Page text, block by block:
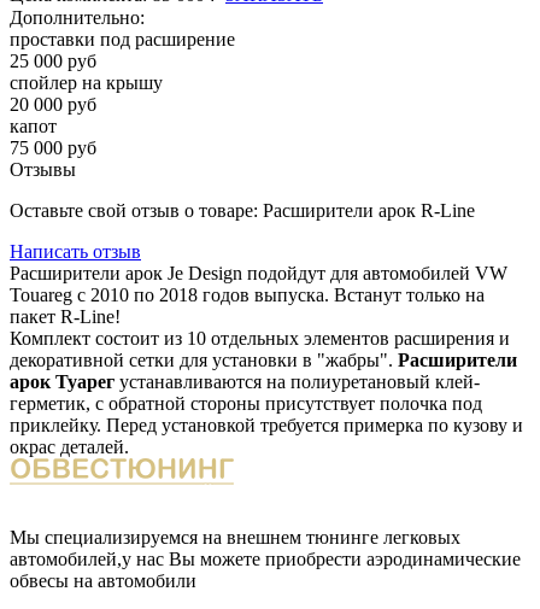
Дополнительно:
проставки под расширение
25 000 руб
спойлер на крышу
20 000 руб
капот
75 000 руб
Отзывы
Оставьте свой отзыв о товаре: Расширители арок R-Line
Написать отзыв
Расширители арок Je Design подойдут для автомобилей VW
Touareg с 2010 по 2018 годов выпуска. Встанут только на
пакет R-Line!
Комплект состоит из 10 отдельных элементов расширения и
декоративной сетки для установки в "жабры". Расширители
арок Туарег устанавливаются на полиуретановый клей-
герметик, с обратной стороны присутствует полочка под
приклейку. Перед установкой требуется примерка по кузову и
окрас деталей.
Мы специализируемся на внешнем тюнинге легковых
автомобилей,у нас Вы можете приобрести аэродинамические
обвесы на автомобили